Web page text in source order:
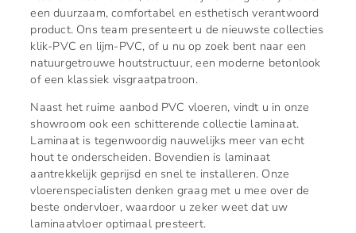
een duurzaam, comfortabel en esthetisch verantwoord
product. Ons team presenteert u de nieuwste collecties
klik-PVC en lijm-PVC, of u nu op zoek bent naar een
natuurgetrouwe houtstructuur, een moderne betonlook
of een klassiek visgraatpatroon.
Naast het ruime aanbod PVC vloeren, vindt u in onze
showroom ook een schitterende collectie laminaat.
Laminaat is tegenwoordig nauwelijks meer van echt
hout te onderscheiden. Bovendien is laminaat
aantrekkelijk geprijsd en snel te installeren. Onze
vloerenspecialisten denken graag met u mee over de
beste ondervloer, waardoor u zeker weet dat uw
laminaatvloer optimaal presteert.